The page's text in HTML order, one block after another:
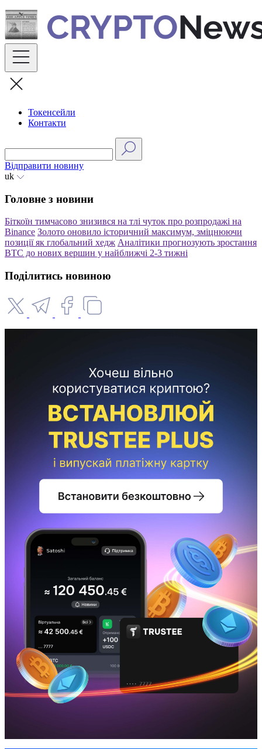
Skip
to
content
Токенсейли
Контакти
Відправити новину
uk
Головне з новини
Біткоїн тимчасово знизився на тлі чуток про розпродажі на
Binance Золото оновило історичний максимум, зміцнюючи
позиції як глобальний хедж Аналітики прогнозують зростання
BTC до нових вершин у найближчі 2-3 тижні
Поділитись новиною